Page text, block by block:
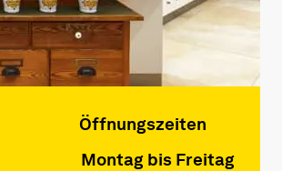
Öffnungszeiten
Montag bis Freitag